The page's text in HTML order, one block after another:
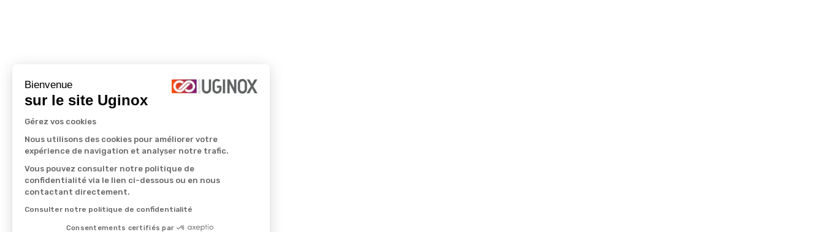
Bienvenue
sur le site Uginox
Gérez vos cookies
Nous utilisons des cookies pour améliorer votre
expérience de navigation et analyser notre trafic.
Vous pouvez consulter notre politique de
confidentialité via le lien ci-dessous ou en nous
contactant directement.
Consulter notre politique de confidentialité
Consentements certifiés par